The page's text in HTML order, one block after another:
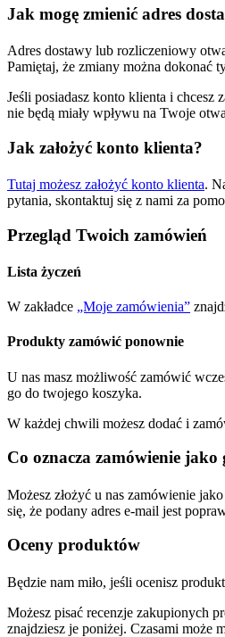
Jak mogę zmienić adres
Adres dostawy lub rozliczeniowy
Pamiętaj, że zmiany można dokonać
Jeśli posiadasz konto klienta i chcesz
nie będą miały wpływu na Twoje
Jak założyć konto klienta?
Tutaj możesz założyć konto klienta.
pytania, skontaktuj się z nami za
Przegląd Twoich zamówień
Lista życzeń
W zakładce „Moje zamówienia”
Produkty zamówić ponownie
U nas masz możliwość zamówić
go do twojego koszyka.
W każdej chwili możesz dodać i
Co oznacza zamówienie jako
Możesz złożyć u nas zamówienie
się, że podany adres e-mail jest
Oceny produktów
Będzie nam miło, jeśli ocenisz
Możesz pisać recenzje zakupionych
znajdziesz je poniżej. Czasami może